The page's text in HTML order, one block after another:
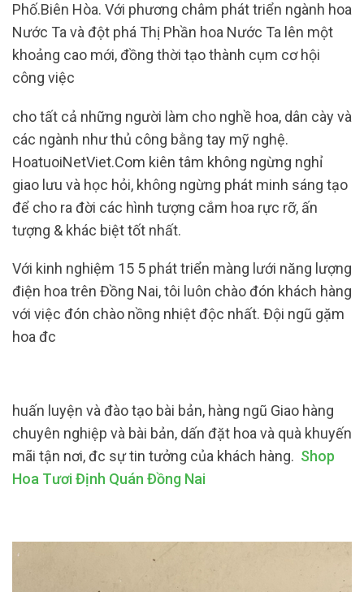
Phố.Biên Hòa. Với phương châm phát triển ngành hoa
Nước Ta và đột phá Thị Phần hoa Nước Ta lên một
khoảng cao mới, đồng thời tạo thành cụm cơ hội
công việc
cho tất cả những người làm cho nghề hoa, dân cày và
các ngành như thủ công bằng tay mỹ nghệ.
HoatuoiNetViet.Com kiên tâm không ngừng nghỉ
giao lưu và học hỏi, không ngừng phát minh sáng tạo
để cho ra đời các hình tượng cắm hoa rực rỡ, ấn
tượng & khác biệt tốt nhất.
Với kinh nghiệm 15 5 phát triển màng lưới năng lượng
điện hoa trên Đồng Nai, tôi luôn chào đón khách hàng
với việc đón chào nồng nhiệt độc nhất. Đội ngũ gặm
hoa đc
huấn luyện và đào tạo bài bản, hàng ngũ Giao hàng
chuyên nghiệp và bài bản, dấn đặt hoa và quà khuyến
mãi tận nơi, đc sự tin tưởng của khách hàng. Shop
Hoa Tươi Định Quán Đồng Nai